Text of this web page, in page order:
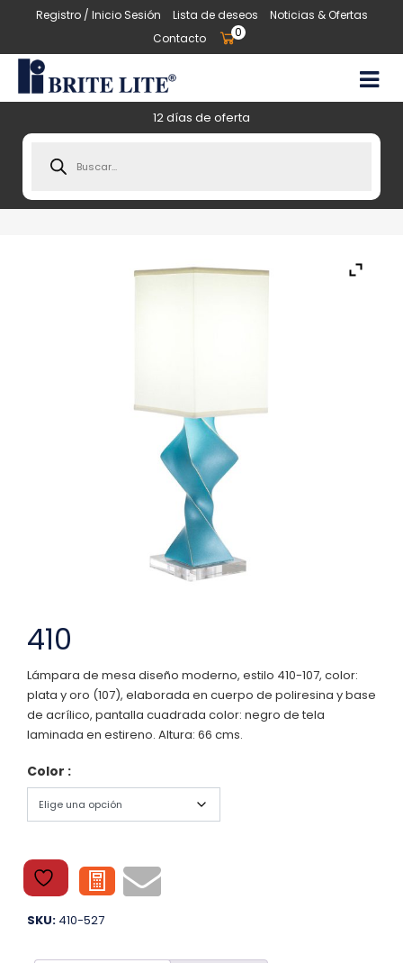
Registro / Inicio Sesión Lista de deseos
Noticias & Ofertas
Contacto
0
12 días de oferta
search
410
Lámpara de mesa diseño moderno, estilo 410-107, color:
plata y oro (107), elaborada en cuerpo de poliresina y base
de acrílico, pantalla cuadrada color: negro de tela
laminada en estireno. Altura: 66 cms.
Color :
SKU: 410-527